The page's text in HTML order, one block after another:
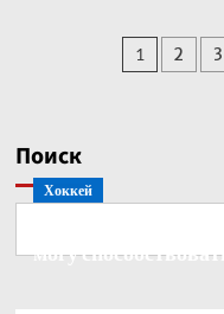
сборной
Кабо-
1 2 3
Поиск
Хоккей
Бобровский — о
могу